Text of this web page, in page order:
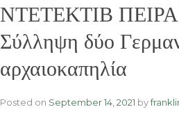
ΝΤΕΤΕΚΤΙΒ
Σύλληψη δύο
αρχαιοκαπηλία
Posted on September 14, 2021 by